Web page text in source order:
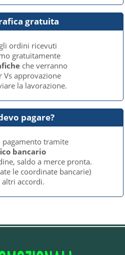
gratuita
ordini ricevuti
gratuitamente
che verranno
Vs approvazione
la lavorazione.
pagare?
pagamento tramite
bancario
saldo a merce pronta.
le coordinate bancarie)
altri accordi.